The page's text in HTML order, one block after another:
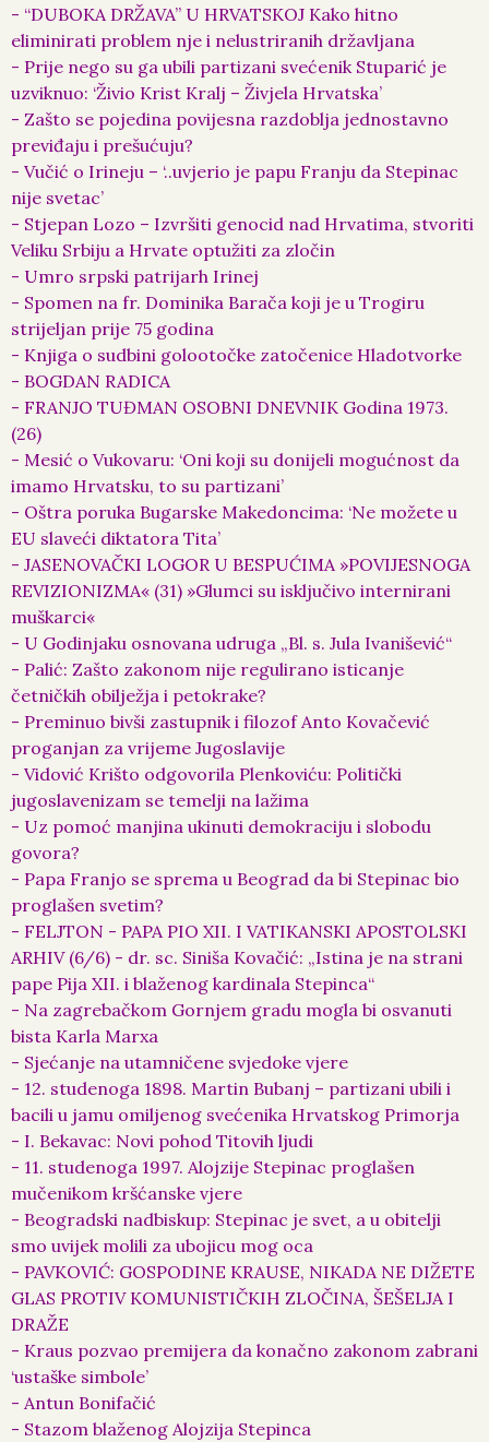
- “DUBOKA DRŽAVA” U HRVATSKOJ Kako hitno
eliminirati problem nje i nelustriranih državljana
- Prije nego su ga ubili partizani svećenik Stuparić je
uzviknuo: ‘Živio Krist Kralj – Živjela Hrvatska’
- Zašto se pojedina povijesna razdoblja jednostavno
previđaju i prešućuju?
- Vučić o Irineju – ‘..uvjerio je papu Franju da Stepinac
nije svetac’
- Stjepan Lozo – Izvršiti genocid nad Hrvatima, stvoriti
Veliku Srbiju a Hrvate optužiti za zločin
- Umro srpski patrijarh Irinej
- Spomen na fr. Dominika Barača koji je u Trogiru
strijeljan prije 75 godina
- Knjiga o sudbini golootočke zatočenice Hladotvorke
- BOGDAN RADICA
- FRANJO TUĐMAN OSOBNI DNEVNIK Godina 1973.
(26)
- Mesić o Vukovaru: ‘Oni koji su donijeli mogućnost da
imamo Hrvatsku, to su partizani’
- Oštra poruka Bugarske Makedoncima: ‘Ne možete u
EU slaveći diktatora Tita’
- JASENOVAČKI LOGOR U BESPUĆIMA »POVIJESNOGA
REVIZIONIZMA« (31) »Glumci su isključivo internirani
muškarci«
- U Godinjaku osnovana udruga „Bl. s. Jula Ivanišević“
- Palić: Zašto zakonom nije regulirano isticanje
četničkih obilježja i petokrake?
- Preminuo bivši zastupnik i filozof Anto Kovačević
proganjan za vrijeme Jugoslavije
- Vidović Krišto odgovorila Plenkoviću: Politički
jugoslavenizam se temelji na lažima
- Uz pomoć manjina ukinuti demokraciju i slobodu
govora?
- Papa Franjo se sprema u Beograd da bi Stepinac bio
proglašen svetim?
- FELJTON - PAPA PIO XII. I VATIKANSKI APOSTOLSKI
ARHIV (6/6) - dr. sc. Siniša Kovačić: „Istina je na strani
pape Pija XII. i blaženog kardinala Stepinca“
- Na zagrebačkom Gornjem gradu mogla bi osvanuti
bista Karla Marxa
- Sjećanje na utamničene svjedoke vjere
- 12. studenoga 1898. Martin Bubanj – partizani ubili i
bacili u jamu omiljenog svećenika Hrvatskog Primorja
- I. Bekavac: Novi pohod Titovih ljudi
- 11. studenoga 1997. Alojzije Stepinac proglašen
mučenikom kršćanske vjere
- Beogradski nadbiskup: Stepinac je svet, a u obitelji
smo uvijek molili za ubojicu mog oca
- PAVKOVIĆ: GOSPODINE KRAUSE, NIKADA NE DIŽETE
GLAS PROTIV KOMUNISTIČKIH ZLOČINA, ŠEŠELJA I
DRAŽE
- Kraus pozvao premijera da konačno zakonom zabrani
‘ustaške simbole’
- Antun Bonifačić
- Stazom blaženog Alojzija Stepinca